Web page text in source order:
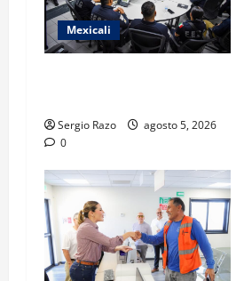
Mexicali
Sergio Razo
agosto 5, 2026
0